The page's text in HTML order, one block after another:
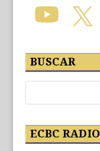
BUSCAR
ECBC RADIO